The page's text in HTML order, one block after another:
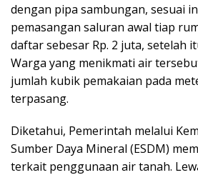
dengan pipa sambungan, sesuai
pemasangan saluran awal tiap
daftar sebesar Rp. 2 juta, setelah
Warga yang menikmati air
jumlah kubik pemakaian pada
terpasang.
Diketahui, Pemerintah melalui
Sumber Daya Mineral (ESDM)
terkait penggunaan air tanah.